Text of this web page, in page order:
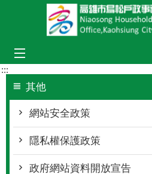
跳到主要內容區塊
:::
其他
網站安全政策
隱私權保護政策
政府網站資料開放宣告